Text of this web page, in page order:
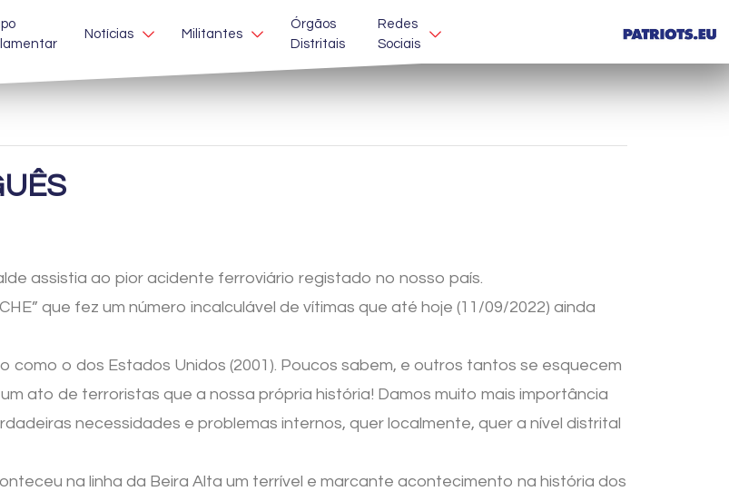
Notícias Militantes
Órgãos
Distritais
Redes
Sociais
assistia ao pior acidente ferroviário registado no nosso país.
que fez um número incalculável de vítimas que até hoje (11/09/2022) ainda
como o dos Estados Unidos (2001). Poucos sabem, e outros tantos se esquecem
ato de terroristas que a nossa própria história! Damos muito mais importância
necessidades e problemas internos, quer localmente, quer a nível distrital
na linha da Beira Alta um terrível e marcante acontecimento na história dos